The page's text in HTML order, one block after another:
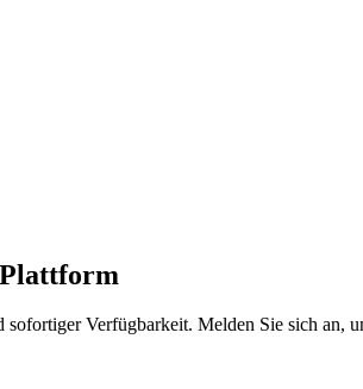
Verfügbarkeit. Melden Sie sich an,